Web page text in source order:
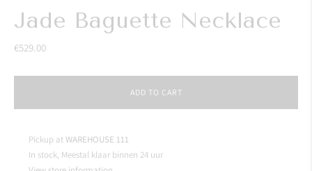
Jade Baguette Necklace
€529.00
ADD TO CART
Pickup atWAREHOUSE 111
In stock, Meestal klaar binnen 24 uur